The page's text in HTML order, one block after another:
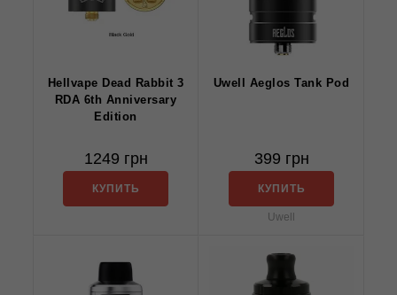
Hellvape Dead Rabbit 3
RDA 6th Anniversary
Edition
1249 грн
КУПИТЬ
Uwell Aeglos Tank Pod
399 грн
КУПИТЬ
Uwell